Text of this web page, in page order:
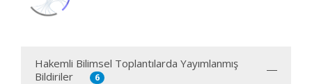
Hakemli Bilimsel Toplantılarda Yayımlanmış
Bildiriler
6